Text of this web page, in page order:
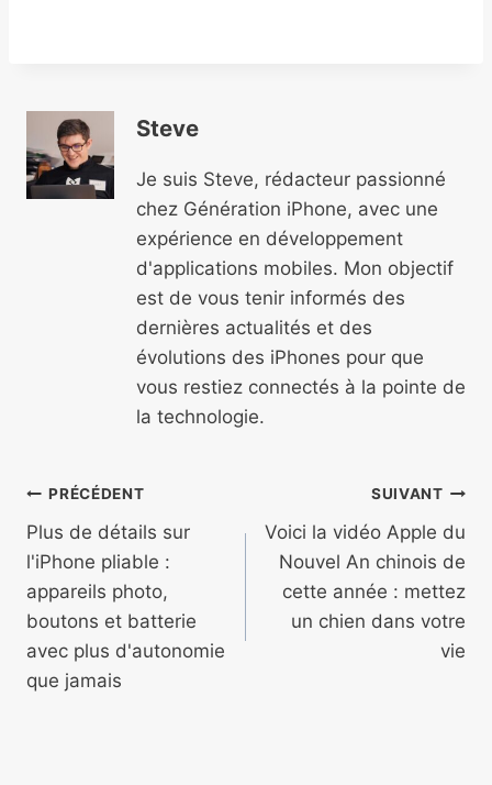
Steve
Je suis Steve, rédacteur passionné
chez Génération iPhone, avec une
expérience en développement
d'applications mobiles. Mon objectif
est de vous tenir informés des
dernières actualités et des
évolutions des iPhones pour que
vous restiez connectés à la pointe de
la technologie.
Navigation
de
l’article
PRÉCÉDENT
Plus de détails sur
l'iPhone pliable :
appareils photo,
boutons et batterie
avec plus d'autonomie
que jamais
SUIVANT
Voici la vidéo Apple du
Nouvel An chinois de
cette année : mettez
un chien dans votre
vie